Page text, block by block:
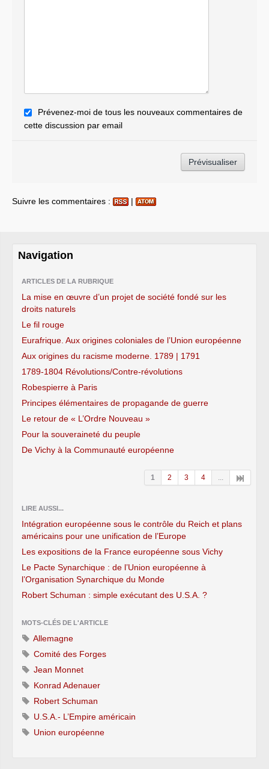
Prévenez-moi de tous les nouveaux commentaires de
cette discussion par email
Suivre les commentaires : |
Navigation
ARTICLES DE LA RUBRIQUE
La mise en œuvre d’un projet de société fondé sur les
droits naturels
Le fil rouge
Eurafrique. Aux origines coloniales de l’Union européenne
Aux origines du racisme moderne. 1789 | 1791
1789-1804 Révolutions/Contre-révolutions
Robespierre à Paris
Principes élémentaires de propagande de guerre
Le retour de « L’Ordre Nouveau »
Pour la souveraineté du peuple
De Vichy à la Communauté européenne
1 2 3 4 ...
LIRE AUSSI...
Intégration européenne sous le contrôle du Reich et plans
américains pour une unification de l’Europe
Les expositions de la France européenne sous Vichy
Le Pacte Synarchique : de l’Union européenne à
l’Organisation Synarchique du Monde
Robert Schuman : simple exécutant des U.S.A. ?
MOTS-CLÉS DE L'ARTICLE
Allemagne
Comité des Forges
Jean Monnet
Konrad Adenauer
Robert Schuman
U.S.A.- L’Empire américain
Union européenne